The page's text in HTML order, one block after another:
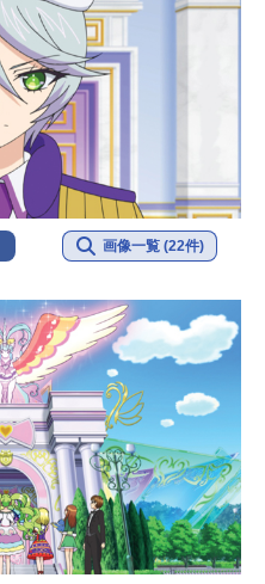
画像一覧 (22件)